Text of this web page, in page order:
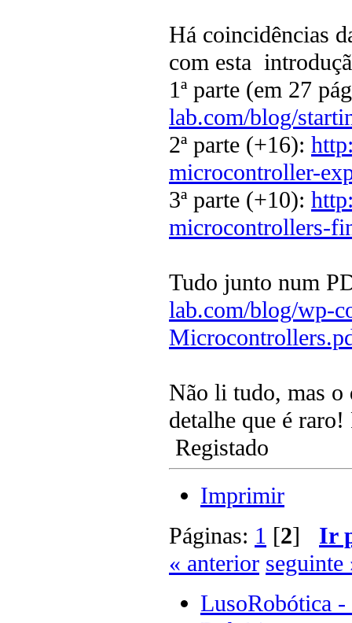
Há coincidências
com esta
1ª parte (em 27
lab.com/blog/
2ª parte (+16):
microcontroller-
3ª parte (+10):
microcontrollers-
Tudo junto num
lab.com/blog/wp-
Não li tudo, mas o
detalhe que é
Registado
Imprimir
Páginas: 1 [2] Ir
« anterior seguinte
LusoRobótica -